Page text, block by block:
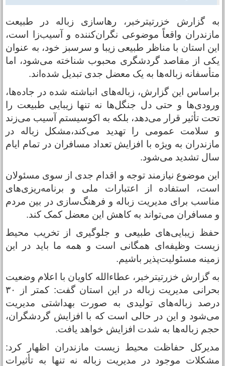
گزارش خزرتیترخبر، رهاسازی زباله در طبیعت
واقعاً موضوعی نگران‌کننده و آسیب‌زا است،
استان با مناظر طبیعی زیبا و سرسبز خود، به عنوان
از مقاصد گردشگری محبوب شناخته می‌شود، اما
زباله‌ها به یک معضل جدی تبدیل شده‌اند.
این گزارش، زباله‌های انباشته شده در جاده‌ها،
و حتی دل جنگل‌ها نه تنها زیبایی طبیعت را
تأثیر قرار می‌دهد، بلکه به اکوسیستم آسیب می‌زند
سلامت عمومی را تهدید می‌کند،مشکل زباله در
به ویژه با افزایش تعداد مسافران در تمام ایام
تشدید می‌شود.
موضوع نیازمند توجه و اقدام جدی از سوی مسئولان
استفاده از اعتبارات ملی و برنامه‌ریزی‌های
برای مدیریت زباله و فرهنگ‌سازی در بین مردم
مسافران می‌تواند به کاهش این معضل کمک کند.
زیبایی‌های طبیعی و جلوگیری از تخریب محیط
وظیفه‌ای همگانی است و همه ما باید در این
مسئولیت‌پذیر باشیم.
گزارش خزرتیترخبر، عطاءالله کاویان با اعلام وضعیت
بحرانی مدیریت زباله در این استان گفت: کمتر از ۳۰
زباله‌های تولیدی به ‌صورت بهداشتی مدیریت
و این در حالی است که با افزایش گردشگران،
زباله‌ها به شدت افزایش خواهد یافت.
حفاظت محیط‌ زیست مازندران اظهار کرد:
موجود در مدیریت زباله نه تنها به تأثیرات